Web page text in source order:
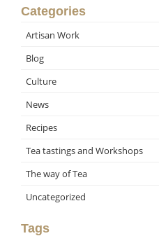
Categories
Artisan Work
Blog
Culture
News
Recipes
Tea tastings and Workshops
The way of Tea
Uncategorized
Tags